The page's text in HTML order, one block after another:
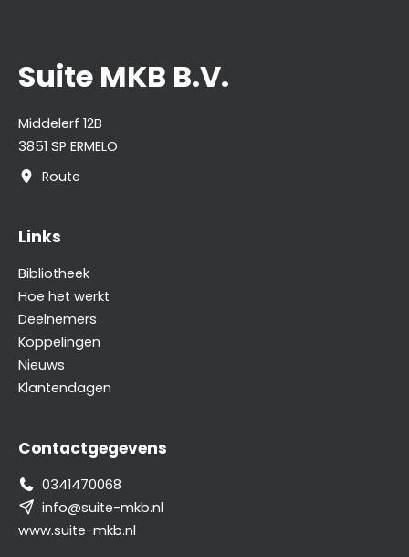
Suite MKB B.V.
Middelerf 12B
3851 SP ERMELO
Route
Links
Bibliotheek
Hoe het werkt
Deelnemers
Koppelingen
Nieuws
Klantendagen
Contactgegevens
0341470068
info@suite-mkb.nl
www.suite-mkb.nl